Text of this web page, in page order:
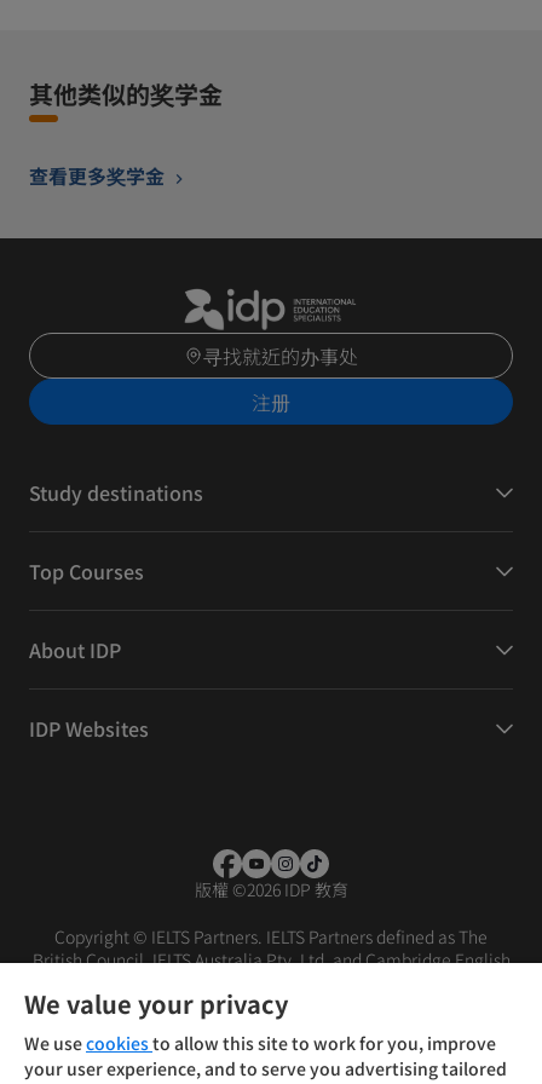
其他类似的奖学金
查看更多奖学金
寻找就近的办事处
注册
Study destinations
Top Courses
About IDP
IDP Websites
版權 ©2026 IDP 教育
Copyright © IELTS Partners. IELTS Partners defined as The
British Council, IELTS Australia Pty. Ltd. and Cambridge English
条款 免责声明
We value your privacy
We usecookiesto allow this site to work for you, improve
your user experience, and to serve you advertising tailored